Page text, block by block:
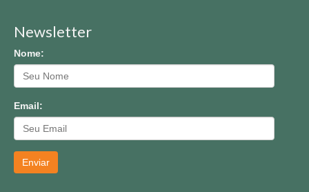
Newsletter
Nome:
Email:
Enviar